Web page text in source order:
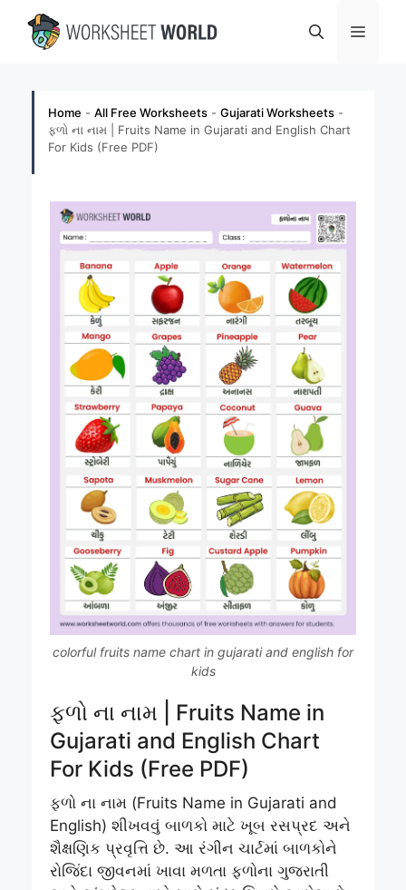
content
Menu
Home - All Free Worksheets - Gujarati Worksheets -
ફળો ના નામ | Fruits Name in Gujarati and English Chart
For Kids (Free PDF)
colorful fruits name chart in gujarati and english for
kids
ફળો ના નામ | Fruits Name in
Gujarati and English Chart
For Kids (Free PDF)
ફળો ના નામ (Fruits Name in Gujarati and
English) શીખવવું બાળકો માટે ખૂબ રસપ્રદ અને
શૈક્ષણિક પ્રવૃત્તિ છે. આ રંગીન ચાર્ટમાં બાળકોને
રોજિંદા જીવનમાં ખાવા મળતા ફળોના ગુજરાતી